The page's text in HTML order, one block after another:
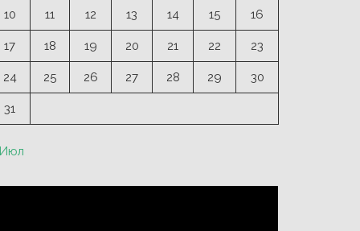
10 11 12 13 14 15 16
17 18 19 20 21 22 23
24 25 26 27 28 29 30
31